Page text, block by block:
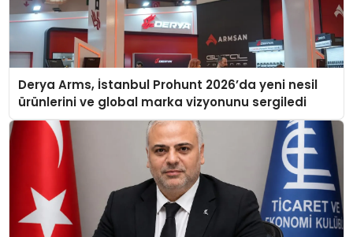
Derya Arms, İstanbul Prohunt 2026’da yeni nesil
ürünlerini ve global marka vizyonunu sergiledi